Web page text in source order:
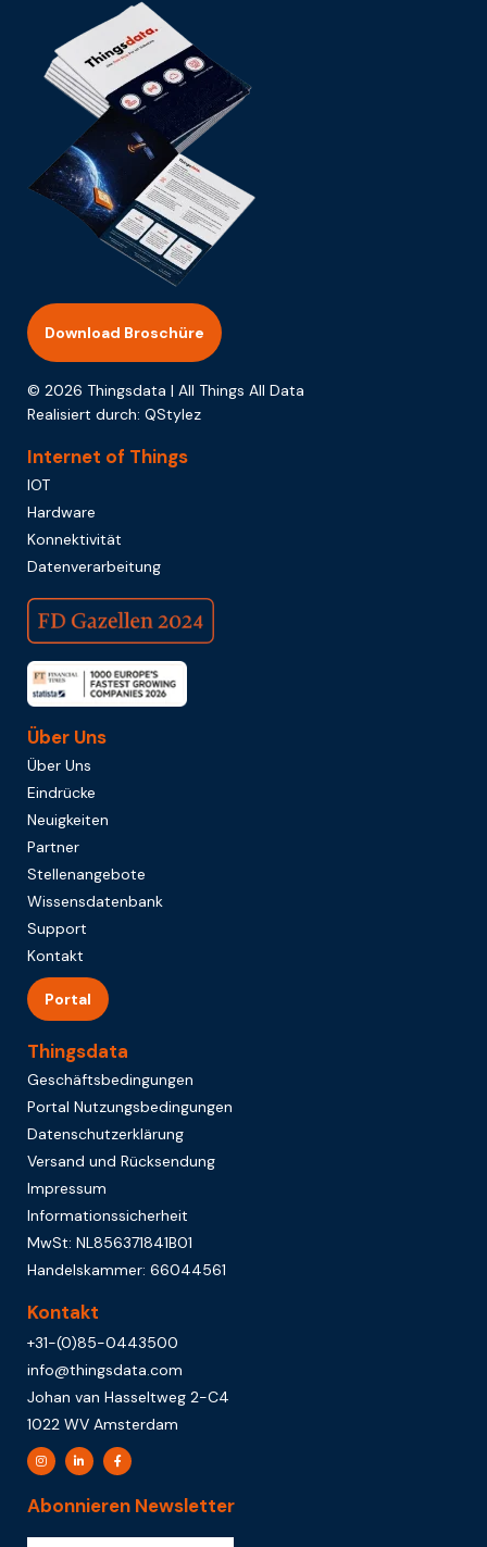
Download Broschüre
© 2026 Thingsdata | All Things All Data
Realisiert durch: QStylez
Internet of Things
IOT
Hardware
Konnektivität
Datenverarbeitung
Über Uns
Über Uns
Eindrücke
Neuigkeiten
Partner
Stellenangebote
Wissensdatenbank
Support
Kontakt
Portal
Thingsdata
Geschäftsbedingungen
Portal Nutzungsbedingungen
Datenschutzerklärung
Versand und Rücksendung
Impressum
Informationssicherheit
MwSt: NL856371841B01
Handelskammer: 66044561
Kontakt
+31-(0)85-0443500
info@thingsdata.com
Johan van Hasseltweg 2-C4
1022 WV Amsterdam
Abonnieren Newsletter